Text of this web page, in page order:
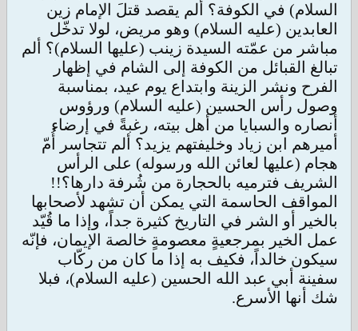
السلام) في الكوفة؟ ألم يقصد قتلَ الإمام زين
العابدين (عليه السلام) وهو مريض، لولا تدخّل
مباشر من عمّته السيدة زينب (عليها السلام)؟ ألم
تبالغ القبائل من الكوفة إلى الشام في إظهار
الفرح ونشر الزينة وابتداع يوم عيد، بمناسبة
وصول رأس الحسين (عليه السلام) ورؤوس
أنصاره والسبايا من أهل بيته، رغبةً في إرضاء
أميرهم ابن زياد وخليفتهم يزيد؟ ألم تتجاسر أُمّ
هجام (عليها لعائن الله ورسوله) على الرأس
الشريف فترميه بالحجارة من شُرفة دارها؟!!
المواقف الحاسمة التي يمكن أن تشهد لأصحابها
بالخير أو الشر في التاريخ كثيرة جداً، وإذا ما قُيّد
عمل الخير بمرجعيةٍ معصومةٍ خالصة الإيمان، فإنّه
سيكون خالداً، فكيف به إذا ما كان من ركّاب
سفينة أبي عبد الله الحسين (عليه السلام)، فبلا
شك أنها الأسرع.